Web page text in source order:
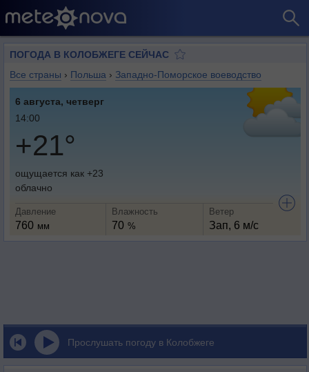
ПОГОДА В КОЛОБЖЕГЕ СЕЙЧАС
Все страны › Польша › Западно-Поморское воеводство
6 августа, четверг
14:00
+21°
ощущается как +23
облачно
Давление
760 мм
Влажность
70 %
Ветер
Зап, 6 м/с
Прослушать погоду в Колобжеге